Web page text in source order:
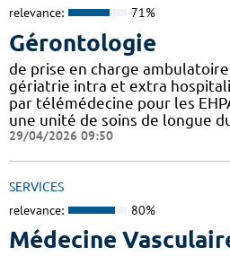
relevance: 71%
Gérontologie
de prise en charge
gériatrie intra et extra
par télémédecine pour les
une unité de soins de longue
29/04/2026 09:50
SERVICES
relevance: 80%
Médecine